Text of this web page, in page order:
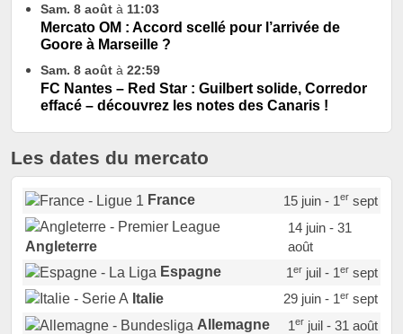
Sam. 8 août à 11:03
Mercato OM : Accord scellé pour l’arrivée de
Goore à Marseille ?
Sam. 8 août à 22:59
FC Nantes – Red Star : Guilbert solide, Corredor
effacé – découvrez les notes des Canaris !
Les dates du mercato
France 15 juin - 1ersept
Angleterre
14 juin - 31
août
Espagne
1erjuil - 1ersept
Italie
29 juin - 1ersept
Allemagne
1erjuil - 31 août